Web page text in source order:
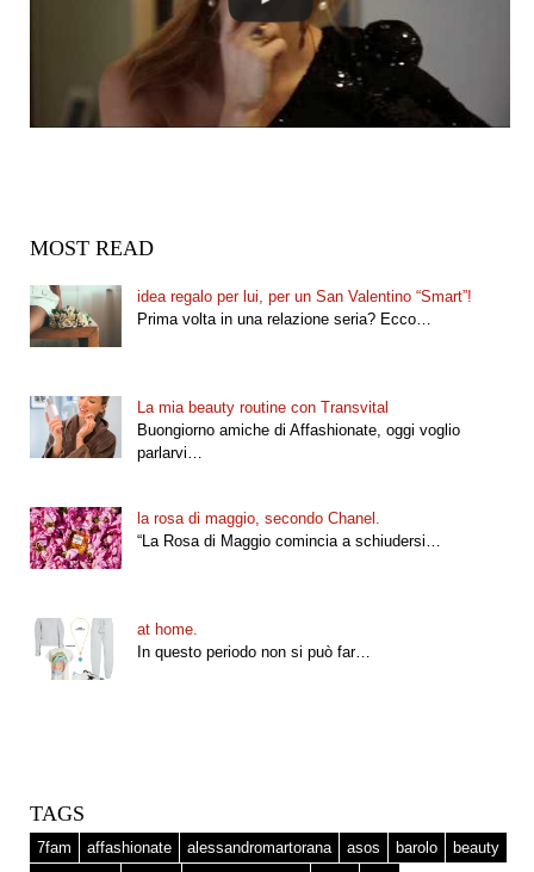
MOST READ
idea regalo per lui, per un San Valentino “Smart”!
Prima volta in una relazione seria? Ecco…
La mia beauty routine con Transvital
Buongiorno amiche di Affashionate, oggi voglio
parlarvi…
la rosa di maggio, secondo Chanel.
“La Rosa di Maggio comincia a schiudersi…
at home.
In questo periodo non si può far…
TAGS
7fam affashionate alessandromartorana asos barolo
beauty